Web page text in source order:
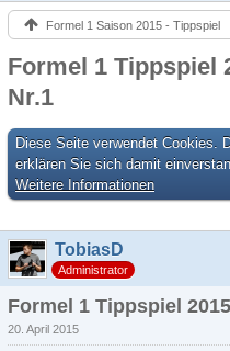
Formel 1 Saison 2015 - Tippspiel
Formel 1 Tippspiel
Nr.1
Diese Seite verwendet Cookies.
erklären Sie sich damit
Weitere Informationen
TobiasD
Administrator
Formel 1 Tippspiel
20. April 2015